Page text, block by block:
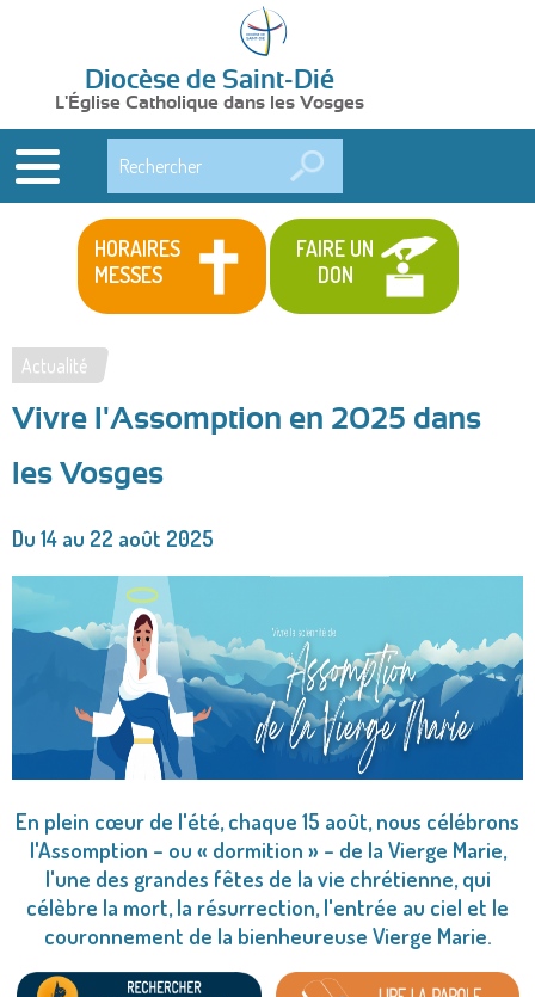
Diocèse de Saint-Dié
L'Église Catholique dans les Vosges
HORAIRES
MESSES
FAIRE UN
DON
Vous
êtes
ici
Actualité
Vivre l'Assomption en 2025 dans
les Vosges
Du 14 au 22 août 2025
En plein cœur de l'été, chaque 15 août, nous célébrons
l'Assomption – ou « dormition » – de la Vierge Marie,
l'une des grandes fêtes de la vie chrétienne, qui
célèbre la mort, la résurrection, l'entrée au ciel et le
couronnement de la bienheureuse Vierge Marie.